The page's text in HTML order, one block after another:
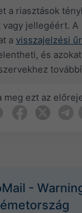
a riasztások
jellegéért. A
a visszajelzési
és
meg ezt az
-